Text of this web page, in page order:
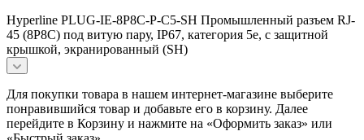
Hyperline PLUG-IE-8P8C-P-C5-SH Промышленный разъем RJ-
45 (8P8C) под витую пару, IP67, категория 5e, с защитной
крышкой, экранированный (SH)
Для покупки товара в нашем интернет-магазине выберите
понравившийся товар и добавьте его в корзину. Далее
перейдите в Корзину и нажмите на «Оформить заказ» или